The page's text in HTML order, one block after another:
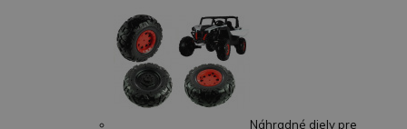
Náhradné diely pre